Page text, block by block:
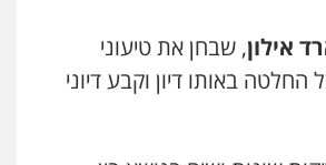
אילון, שבחן את טיעוני
באותו דיון וקבע דיוני
שמואל – משרד עו"ד